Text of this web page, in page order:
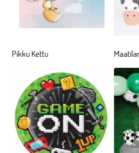
merenalaiseen tarumaailmaan
pienet merenneidot
GAME ON!
Pelihenkiset lasten teemajuhlat
paikkansa lasten synttäreillä.
tarjoaa mainiot ja riskittömät
pelikemuissa vauhti kiihtyy ja
Kertakäyttömukit, -lautaset, -
lautasliinat luovat perustan
Pikku Kettu